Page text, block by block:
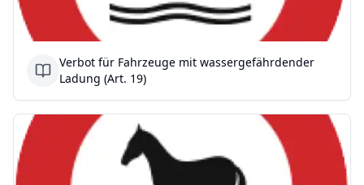
Verbot für Fahrzeuge mit wassergefährdender
Ladung (Art. 19)